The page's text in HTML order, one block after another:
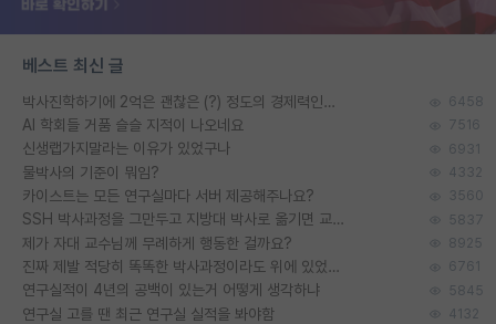
베스트 최신 글
박사진학하기에 2억은 괜찮은 (?) 정도의 경제력인가요 6458
AI 학회들 거품 슬슬 지적이 나오네요 7516
신생랩가지말라는 이유가 있었구나 6931
물박사의 기준이 뭐임? 4332
카이스트는 모든 연구실마다 서버 제공해주나요? 3560
SSH 박사과정을 그만두고 지방대 박사로 옮기면 교수의 꿈은 끝일까요? 5837
제가 자대 교수님께 무례하게 행동한 걸까요? 8925
진짜 제발 적당히 똑똑한 박사과정이라도 위에 있었으면.. 6761
연구실적이 4년의 공백이 있는거 어떻게 생각하냐 5845
연구실 고를 땐 최근 연구실 실적을 봐야함 4132